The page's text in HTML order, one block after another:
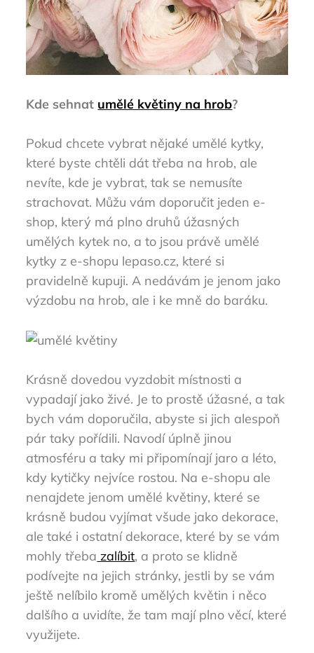
Kde sehnat umělé květiny na hrob?
Pokud chcete vybrat nějaké umělé kytky,
které byste chtěli dát třeba na hrob, ale
nevíte, kde je vybrat, tak se nemusíte
strachovat. Můžu vám doporučit jeden e-
shop, který má plno druhů úžasných
umělých kytek no, a to jsou právě umělé
kytky z e-shopu lepaso.cz, které si
pravidelně kupuji. A nedávám je jenom jako
výzdobu na hrob, ale i ke mně do baráku.
Krásně dovedou vyzdobit místnosti a
vypadají jako živé. Je to prostě úžasné, a tak
bych vám doporučila, abyste si jich alespoň
pár taky pořídili. Navodí úplně jinou
atmosféru a taky mi připomínají jaro a léto,
kdy kytičky nejvíce rostou. Na e-shopu ale
nenajdete jenom umělé květiny, které se
krásně budou vyjímat všude jako dekorace,
ale také i ostatní dekorace, které by se vám
mohly třeba zalíbit, a proto se klidně
podívejte na jejich stránky, jestli by se vám
ještě nelíbilo kromě umělých květin i něco
dalšího a uvidíte, že tam mají plno věcí, které
využijete.